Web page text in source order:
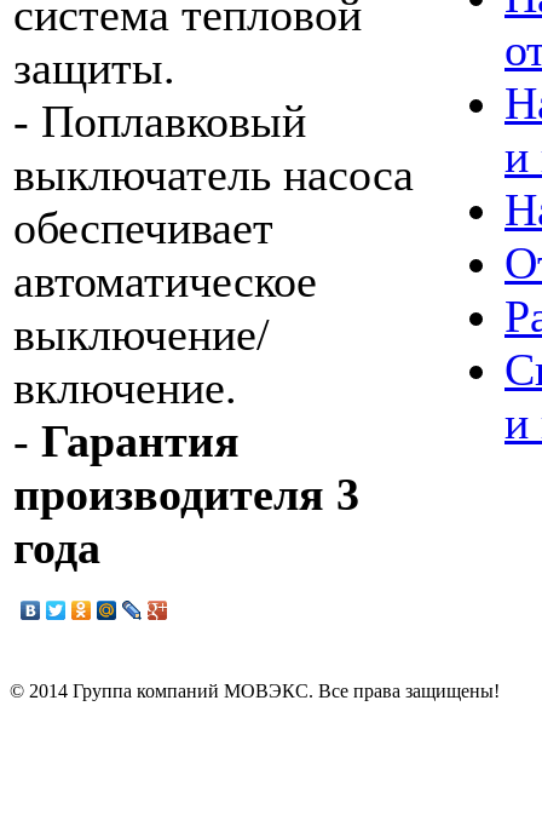
система тепловой
защиты.
- Поплавковый
выключатель насоса
обеспечивает
автоматическое
выключение/
включение.
- Гарантия
производителя 3
года
и
и
© 2014 Группа компаний МОВЭКС. Все права защищены!